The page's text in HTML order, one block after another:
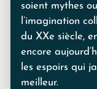
soient mythes
l’imagination
du XXe siècle,
encore
les espoirs qui
meilleur.